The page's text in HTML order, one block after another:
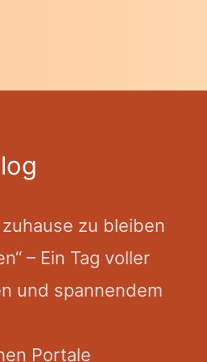
zu bleiben
– Ein Tag voller
und spannendem
Portale